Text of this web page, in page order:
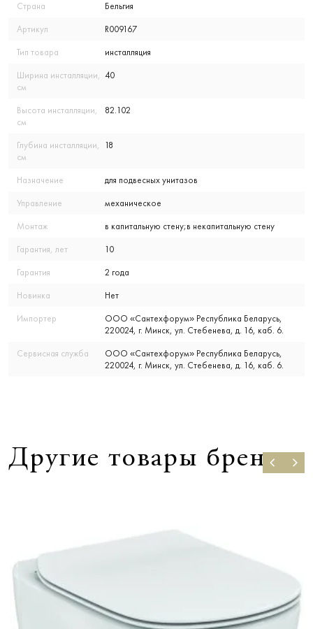
Страна Бельгия
Артикул R009167
Тип товара инсталляция
Ширина инсталляции,
см
40
Высота инсталляции,
см
82.102
Глубина инсталляции,
см
18
Назначение для подвесных унитазов
Управление механическое
Монтаж в капитальную стену;в некапитальную стену
Гарантия, лет 10
Гарантия 2 года
Новинка Нет
Импортер
ООО «Сантехфорум» Республика Беларусь,
220024, г. Минск, ул. Стебенева, д. 16, каб. 6.
Сервисная служба
ООО «Сантехфорум» Республика Беларусь,
220024, г. Минск, ул. Стебенева, д. 16, каб. 6.
Другие товары бренда